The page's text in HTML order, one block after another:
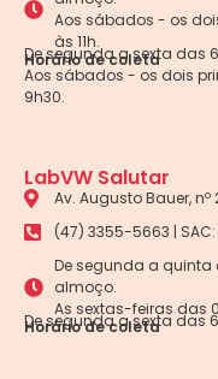
Aos sábados - os
às 11h.
Horário de coleta
De segunda a sexta das
Aos sábados - os dois
9h30.
LabVW Salutar
Av. Augusto Bauer,
(47) 3355-5663 |
De segunda a quinta
almoço.
As sextas-feiras das
Horário de coleta
De segunda a sexta das